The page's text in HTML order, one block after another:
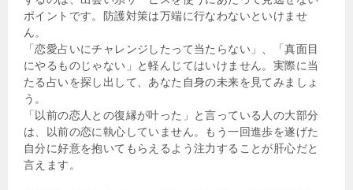
ポイントです。防護対策は万端に行なわないといけませ
ん。
「恋愛占いにチャレンジしたって当たらない」、「真面目
にやるものじゃない」と軽んじてはいけません。実際に当
たる占いを探し出して、あなた自身の未来を見てみましょ
う。
「以前の恋人との復縁が叶った」と言っている人の大部分
は、以前の恋に執心していません。もう一回進歩を遂げた
自分に好意を抱いてもらえるよう注力することが肝心だと
言えます。